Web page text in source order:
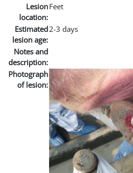
Lesion
location:
Feet
Estimated
lesion age:
2-3 days
Notes and
description:
Photograph
of lesion: